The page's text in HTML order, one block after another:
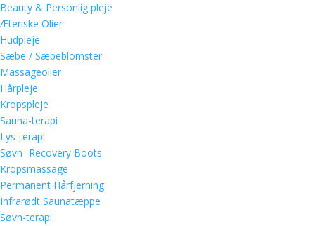
Beauty & Personlig pleje
Æteriske Olier
Hudpleje
Sæbe / Sæbeblomster
Massageolier
Hårpleje
Kropspleje
Sauna-terapi
Lys-terapi
Søvn -Recovery Boots
Kropsmassage
Permanent Hårfjerning
Infrarødt Saunatæppe
Søvn-terapi